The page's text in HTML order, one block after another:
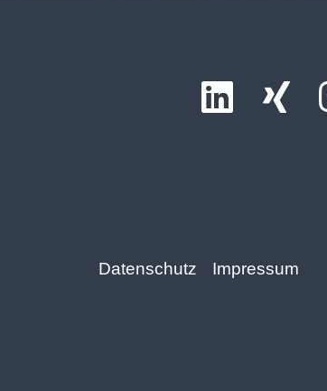
Datenschutz Impressum